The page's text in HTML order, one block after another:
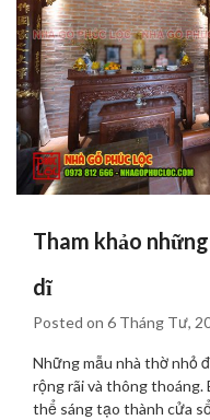
Tham khảo
dĩ
Posted on 6 Tháng Tư,
Những mẫu nhà thờ nhỏ
rộng rãi và thông thoáng.
thể sáng tạo thành cửa